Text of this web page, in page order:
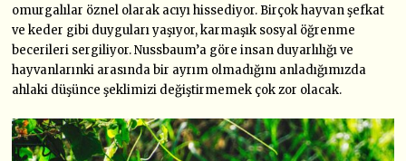
omurgalılar öznel olarak acıyı hissediyor. Birçok hayvan şefkat
ve keder gibi duyguları yaşıyor, karmaşık sosyal öğrenme
becerileri sergiliyor. Nussbaum’a göre insan duyarlılığı ve
hayvanlarınki arasında bir ayrım olmadığını anladığımızda
ahlaki düşünce şeklimizi değiştirmemek çok zor olacak.